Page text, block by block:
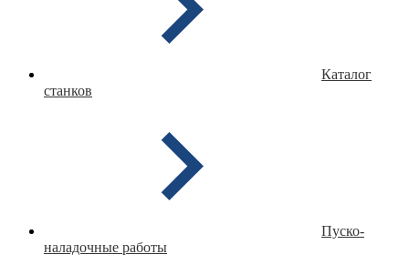
Каталог
станков
Пуско-
наладочные работы